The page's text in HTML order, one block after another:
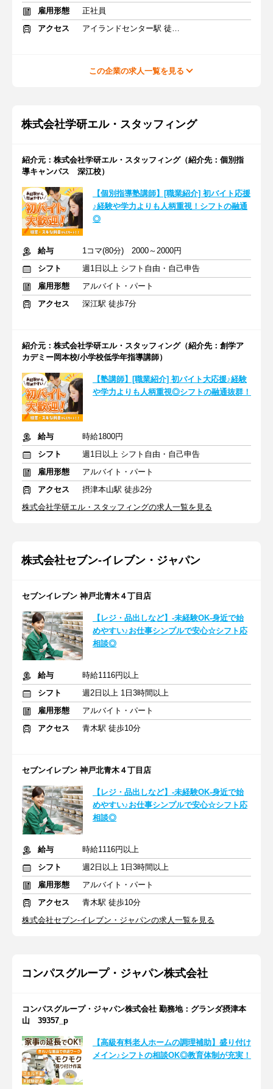
雇用形態
正社員
アクセス
アイランドセンター駅 徒歩1分
この企業の求人一覧を見る
株式会社学研エル・スタッフィング
紹介元：株式会社学研エル・スタッフィング（紹介先：個別指
導キャンパス 深江校）
【個別指導塾講師】[職業紹介] 初バイト応援
♪経験や学力よりも人柄重視！シフトの融通
◎
給与
1コマ(80分) 2000～2000円
シフト
週1日以上 シフト自由・自己申告
雇用形態
アルバイト・パート
アクセス
深江駅 徒歩7分
紹介元：株式会社学研エル・スタッフィング（紹介先：創学ア
カデミー岡本校/小学校低学年指導講師）
【塾講師】[職業紹介] 初バイト大応援♪経験
や学力よりも人柄重視◎シフトの融通抜群！
給与
時給1800円
シフト
週1日以上 シフト自由・自己申告
雇用形態
アルバイト・パート
アクセス
摂津本山駅 徒歩2分
株式会社学研エル・スタッフィングの求人一覧を見る
株式会社セブン-イレブン・ジャパン
セブンイレブン 神戸北青木４丁目店
【レジ・品出しなど】-未経験OK-身近で始
めやすい♪お仕事シンプルで安心☆シフト応
相談◎
給与
時給1116円以上
シフト
週2日以上 1日3時間以上
雇用形態
アルバイト・パート
アクセス
青木駅 徒歩10分
セブンイレブン 神戸北青木４丁目店
【レジ・品出しなど】-未経験OK-身近で始
めやすい♪お仕事シンプルで安心☆シフト応
相談◎
給与
時給1116円以上
シフト
週2日以上 1日3時間以上
雇用形態
アルバイト・パート
アクセス
青木駅 徒歩10分
株式会社セブン-イレブン・ジャパンの求人一覧を見る
コンパスグループ・ジャパン株式会社
コンパスグループ・ジャパン株式会社 勤務地：グランダ摂津本
山 39357_p
【高級有料老人ホームの調理補助】盛り付け
メイン♪シフトの相談OK◎教育体制が充実！